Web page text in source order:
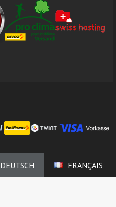
DEUTSCH FRANÇAIS